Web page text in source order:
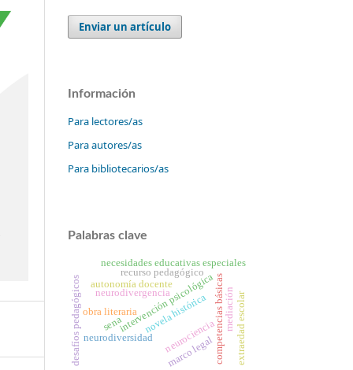
Enviar un artículo
Información
Para lectores/as
Para autores/as
Para bibliotecarios/as
Palabras clave
intervención psicológica
neurodivergencia
neurodiversidad competencias básicas
neurociencia
mediación
recurso pedagógico
novela histórica
obra literaria
sena
necesidades educativas especiales
desafíos pedagógicos marco legal extraedad escolar
autonomía docente